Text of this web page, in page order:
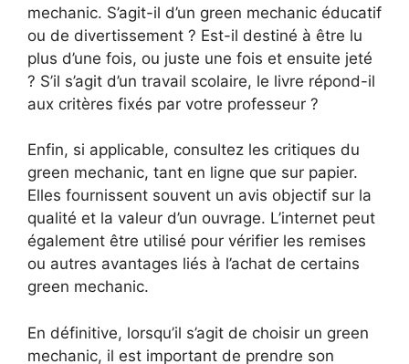
mechanic. S’agit-il d’un green mechanic éducatif
ou de divertissement ? Est-il destiné à être lu
plus d’une fois, ou juste une fois et ensuite jeté
? S’il s’agit d’un travail scolaire, le livre répond-il
aux critères fixés par votre professeur ?
Enfin, si applicable, consultez les critiques du
green mechanic, tant en ligne que sur papier.
Elles fournissent souvent un avis objectif sur la
qualité et la valeur d’un ouvrage. L’internet peut
également être utilisé pour vérifier les remises
ou autres avantages liés à l’achat de certains
green mechanic.
En définitive, lorsqu’il s’agit de choisir un green
mechanic, il est important de prendre son